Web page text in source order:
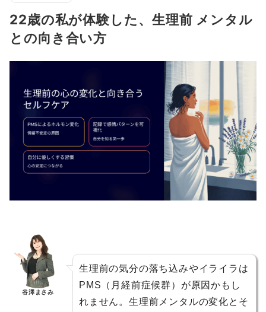
22歳の私が体験した、生理前 メンタル
との向き合い方
谷澤まさみ
生理前の気分の落ち込みやイライラは
PMS（月経前症候群）が原因かもし
れません。生理前メンタルの変化とそ